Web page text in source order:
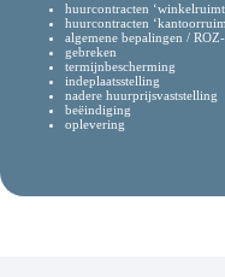
huurcontracten
huurcontracten
algemene bepalingen /
gebreken
termijnbescherming
indeplaatsstelling
nadere huurprijsvaststelling
beëindiging
oplevering